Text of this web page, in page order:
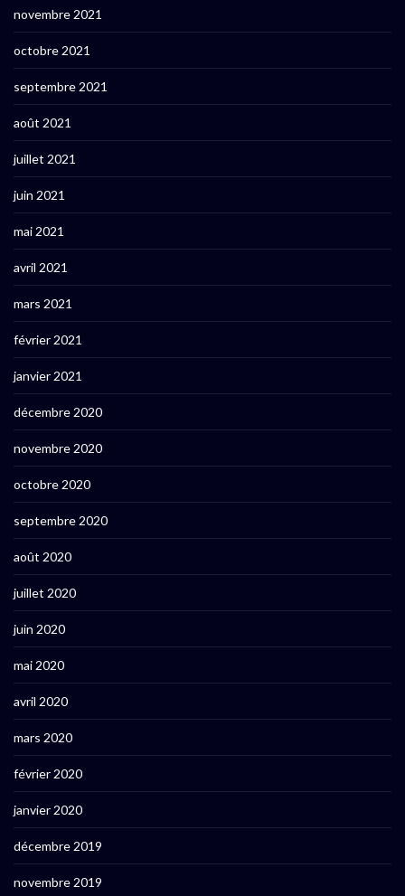
novembre 2021
octobre 2021
septembre 2021
août 2021
juillet 2021
juin 2021
mai 2021
avril 2021
mars 2021
février 2021
janvier 2021
décembre 2020
novembre 2020
octobre 2020
septembre 2020
août 2020
juillet 2020
juin 2020
mai 2020
avril 2020
mars 2020
février 2020
janvier 2020
décembre 2019
novembre 2019